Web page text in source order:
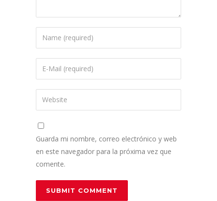
Guarda mi nombre, correo electrónico y web
en este navegador para la próxima vez que
comente.